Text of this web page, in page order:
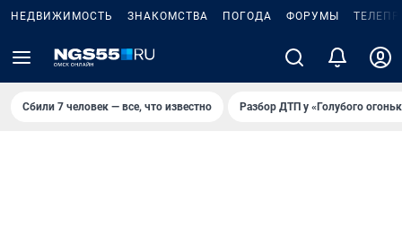
НЕДВИЖИМОСТЬ ЗНАКОМСТВА ПОГОДА ФОРУМЫ
Сбили 7 человек — все, что известно Разбор ДТП у «Голубого